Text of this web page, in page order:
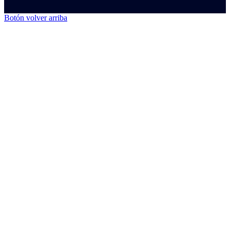
Botón volver arriba